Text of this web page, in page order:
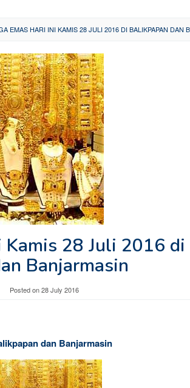
EMAS HARI INI KAMIS 28 JULI 2016 DI BALIKPAPAN DAN
Kamis 28 Juli 2016 di
Banjarmasin
Posted on28 July 2016
dan Banjarmasin